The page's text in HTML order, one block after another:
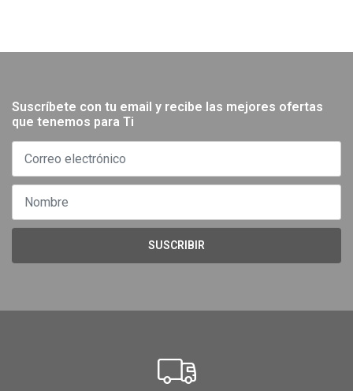
Suscríbete con tu email y recibe las mejores ofertas
que tenemos para Ti
SUSCRIBIR